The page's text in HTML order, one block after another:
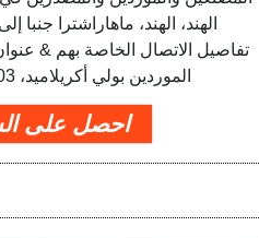
الهند، الهند، ماهاراشترا جنبا
تفاصيل الاتصال الخاصة بهم &
الموردين بولي أكريلاميد، 9003-05-8
احصل على